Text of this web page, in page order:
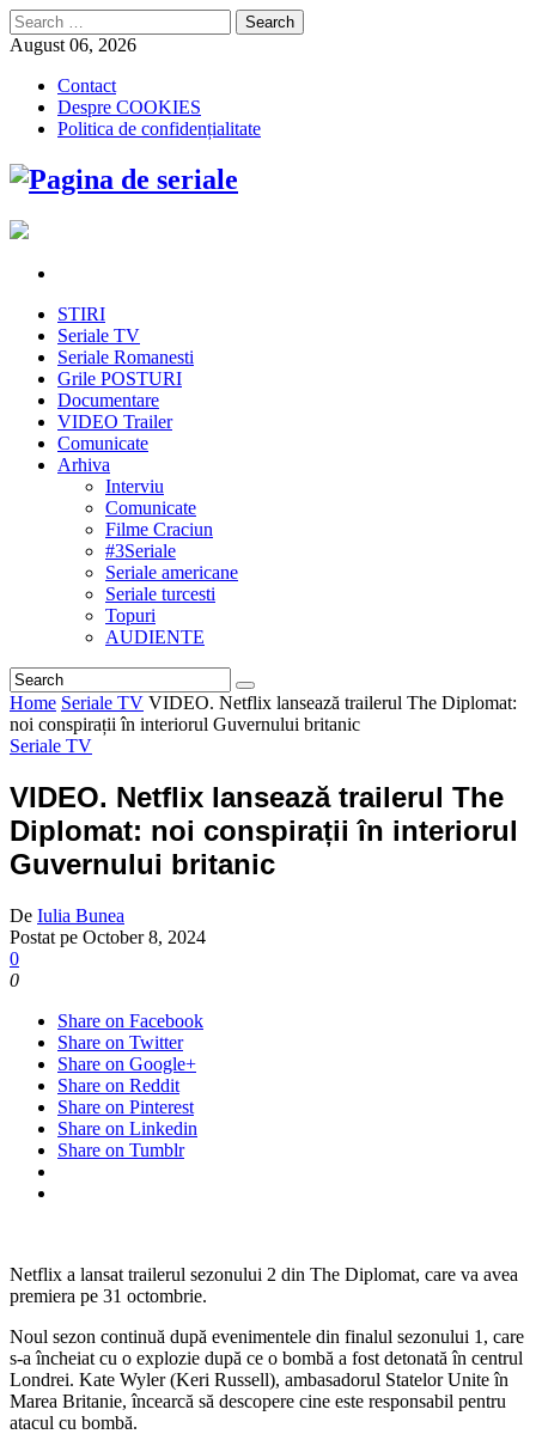
Search
for:
August 06, 2026
Contact
Despre COOKIES
Politica de confidențialitate
STIRI
Seriale TV
Seriale Romanesti
Grile POSTURI
Documentare
VIDEO Trailer
Comunicate
Arhiva
Interviu
Comunicate
Filme Craciun
#3Seriale
Seriale americane
Seriale turcesti
Topuri
AUDIENTE
Home Seriale TV VIDEO. Netflix lansează trailerul The Diplomat:
noi conspirații în interiorul Guvernului britanic
Seriale TV
VIDEO. Netflix lansează trailerul The
Diplomat: noi conspirații în interiorul
Guvernului britanic
De Iulia Bunea
Postat pe October 8, 2024
0
0
Share on Facebook
Share on Twitter
Share on Google+
Share on Reddit
Share on Pinterest
Share on Linkedin
Share on Tumblr
Netflix a lansat trailerul sezonului 2 din The Diplomat, care va avea
premiera pe 31 octombrie.
Noul sezon continuă după evenimentele din finalul sezonului 1, care
s-a încheiat cu o explozie după ce o bombă a fost detonată în centrul
Londrei. Kate Wyler (Keri Russell), ambasadorul Statelor Unite în
Marea Britanie, încearcă să descopere cine este responsabil pentru
atacul cu bombă.